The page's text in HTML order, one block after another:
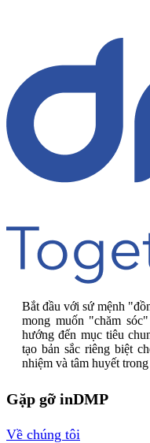
Bắt đầu với sứ mệnh
mong muốn "chăm
hướng đến mục tiêu
tạo bản sắc riêng biệt
nhiệm và tâm huyết
Gặp gỡ inDMP
Về chúng tôi